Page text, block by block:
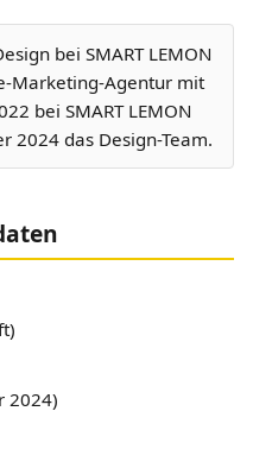
bei SMART LEMON
Marketing-Agentur mit
bei SMART LEMON
2024 das Design-Team.
2024)